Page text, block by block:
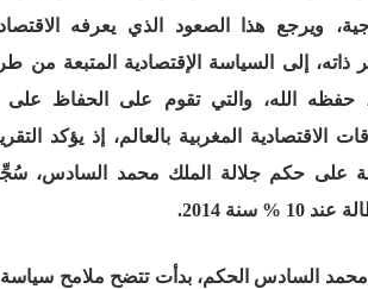
ويرجع هذا الصعود الذي يعرفه
ذاته، إلى السياسة الإقتصادية المتبعة من
الله، والتي تقوم على الحفاظ على
الاقتصادية المغربية بالعالم، إذ يؤكد
على حكم جلالة الملك محمد السادس،
محمد السادس الحكم، بدأت تتضح ملامح سياسة